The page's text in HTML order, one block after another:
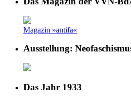
Magazin »antifa«
Ausstellung:
Das Jahr 1933